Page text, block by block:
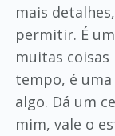
mais
permitir. É
muitas
tempo, é
algo. Dá um
mim, vale o